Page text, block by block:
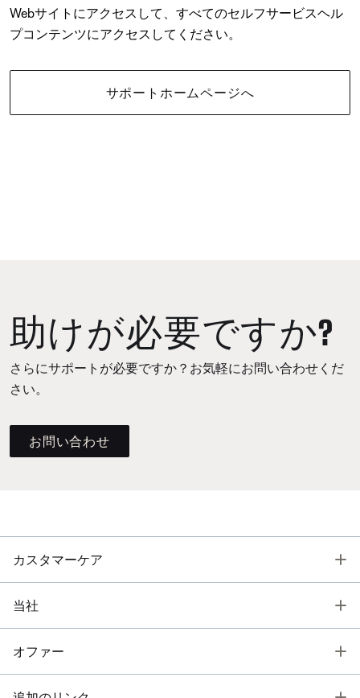
Webサイトにアクセスして、すべてのセルフサービスヘル
プコンテンツにアクセスしてください。
サポートホームページへ
助けが必要ですか?
さらにサポートが必要ですか？お気軽にお問い合わせくだ
さい。
お問い合わせ
カスタマーケア
当社
オファー